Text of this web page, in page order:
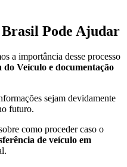
Brasil Pode Ajudar
a importância desse processo
do Veículo e documentação
sejam devidamente
futuro.
como proceder caso o
de veículo em